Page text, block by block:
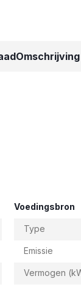
Omschrijving
Voedingsbron
Type
Emissie
Vermogen